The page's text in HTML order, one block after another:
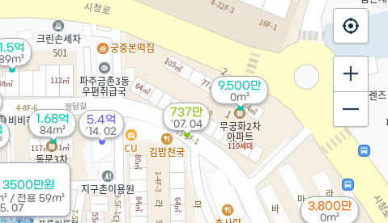
1.5억
9,500만
0m²
3500만원
/ 전용 59m²
07
1.68억
84m²
5.4억
'14. 02
3,800만
0m²
737만
'07. 04